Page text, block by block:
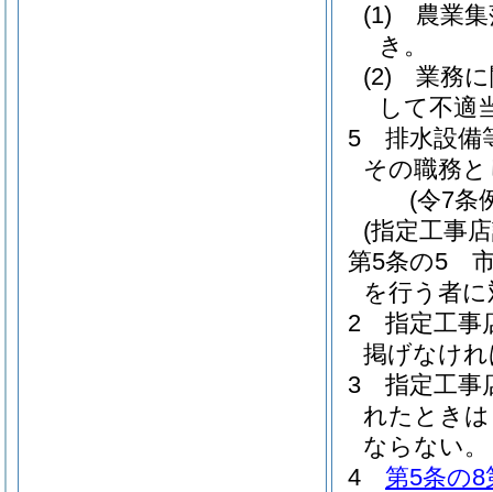
(1)
農業
き。
(2)
業務
して不適
5
排水設備
その職務
(令7条
(指定工事
第5条の5
を行う者
2
指定工事
掲げなけ
3
指定工事
れたとき
ならない。
4
第5条の8